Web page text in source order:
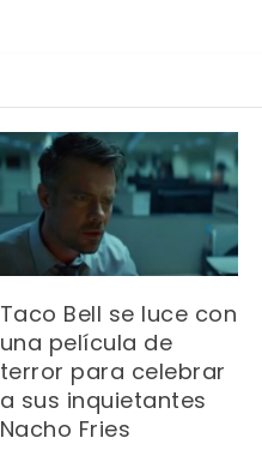
Taco Bell se luce con
una película de
terror para celebrar
a sus inquietantes
Nacho Fries